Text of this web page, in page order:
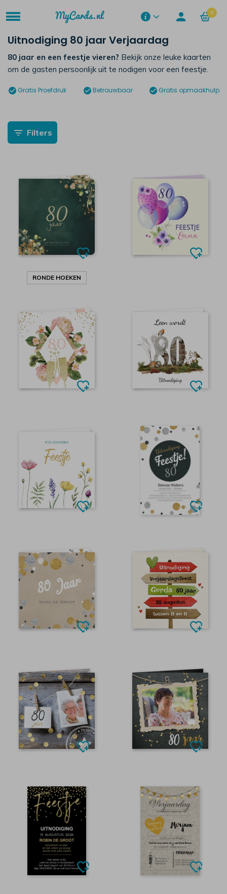
0
Uitnodiging 80 jaar Verjaardag
80 jaar en een feestje vieren? Bekijk onze leuke kaarten
om de gasten persoonlijk uit te nodigen voor een feestje.
Gratis Proefdruk Betrouwbaar Gratis opmaakhulp
Filters
RONDE HOEKEN